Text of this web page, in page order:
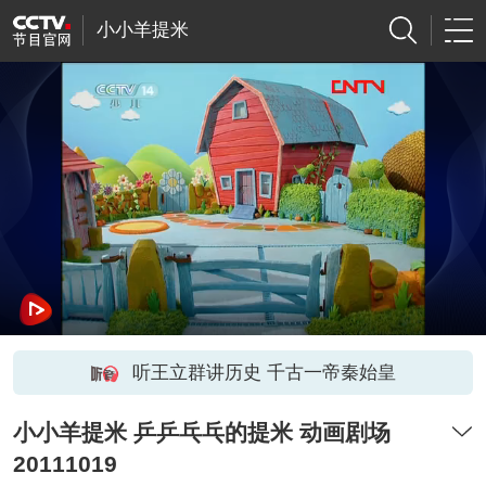
小小羊提米
听王立群讲历史 千古一帝秦始皇
小小羊提米 乒乒乓乓的提米 动画剧场
20111019